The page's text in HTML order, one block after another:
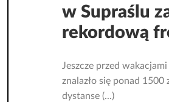
w Supraślu
rekordową
Jeszcze przed
znalazło się ponad 1500
dystanse (...)